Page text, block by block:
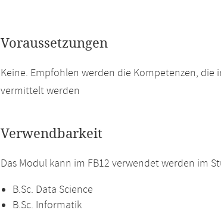
Voraussetzungen
Keine. Empfohlen werden die Kompetenzen,
vermittelt werden
Verwendbarkeit
Das Modul kann im FB12 verwendet werden im
B.Sc. Data Science
B.Sc. Informatik